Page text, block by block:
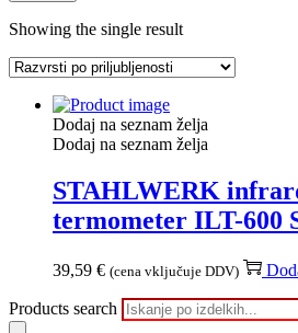
Showing the single result
Dodaj na seznam želja
Dodaj na seznam želja
STAHLWERK
termometer ILT-600
39,59 € (cena vključuje DDV)
Products search